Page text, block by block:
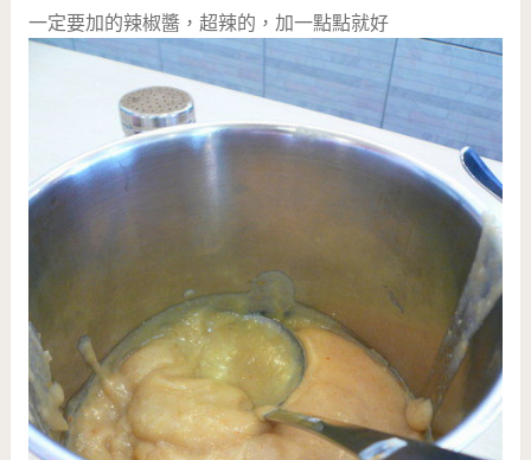
一定要加的辣椒醬，超辣的，加一點點就好